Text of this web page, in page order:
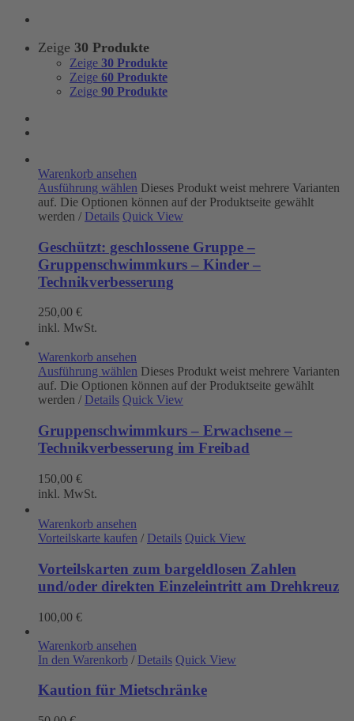
Zeige 30 Produkte
Zeige 30 Produkte
Zeige 60 Produkte
Zeige 90 Produkte
Warenkorb ansehen
Ausführung wählen Dieses Produkt weist mehrere Varianten
auf. Die Optionen können auf der Produktseite gewählt
werden / Details Quick View
Geschützt: geschlossene Gruppe –
Gruppenschwimmkurs – Kinder –
Technikverbesserung
250,00 €
inkl. MwSt.
Warenkorb ansehen
Ausführung wählen Dieses Produkt weist mehrere Varianten
auf. Die Optionen können auf der Produktseite gewählt
werden / Details Quick View
Gruppenschwimmkurs – Erwachsene –
Technikverbesserung im Freibad
150,00 €
inkl. MwSt.
Warenkorb ansehen
Vorteilskarte kaufen / Details Quick View
Vorteilskarten zum bargeldlosen Zahlen
und/oder direkten Einzeleintritt am Drehkreuz
100,00 €
Warenkorb ansehen
In den Warenkorb / Details Quick View
Kaution für Mietschränke